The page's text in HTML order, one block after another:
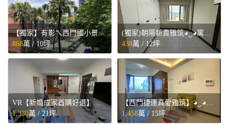
【獨家】有影ㄟ西門國小景觀小品◕‿◕寓見忠杏 - 台北市萬華區售屋
868萬 /10坪
438萬 / 12坪
VR【新婚成家首購好選】四號公園暖心2房◕‿◕寓見忠杏 - 新北市中和區售屋
1,330萬 /21坪
1,458萬 / 15坪